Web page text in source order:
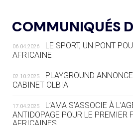
LE RÊVE DE VOIR
AUX JO « N'EST
05.08 — TIR À L'ARC
DES MONDIAUX À
ROUTE DES JO
LE VILLAGE
SE DESSINE
COMMUNIQUÉS
06.04.2026
LE SPORT, UN PONT
AFRICAINE
02.10.2025
PLAYGROUND
CABINET OLBIA
17.04.2025
L’AMA S’ASSOCIE À
ANTIDOPAGE POUR LE PREMIER